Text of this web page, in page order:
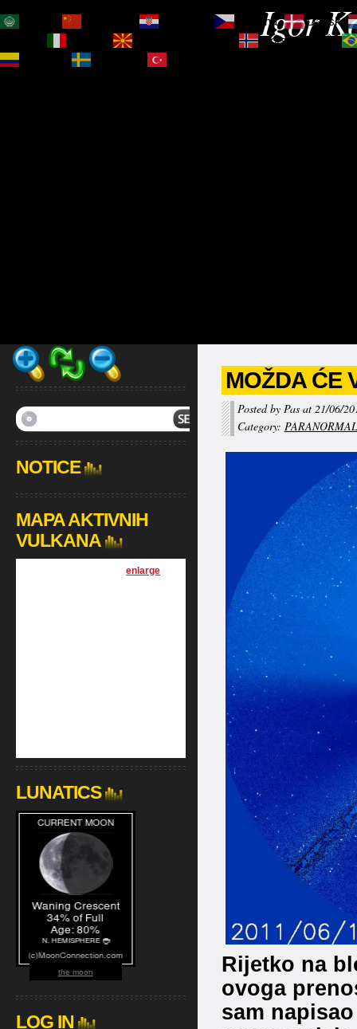
Igor
MOŽDA ĆE
Posted by Pas at 21/06/
Category:
Rijetko na
ovoga
sam
NOTICE
MAPA AKTIVNIH
VULKANA
[enlarge
LUNATICS
the moon
LOG IN
Čeština‎
Dansk
Norsk bokmål